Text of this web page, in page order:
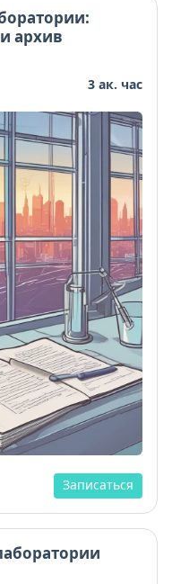
архив
3 ак. час
Записаться